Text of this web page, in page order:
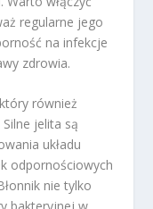
regularne jego
na infekcje
zdrowia.
również
jelita są
układu
odpornościowych
nie tylko